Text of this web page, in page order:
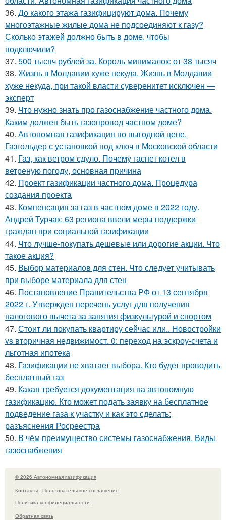
36. До какого этажа газифицируют дома. Почему
многоэтажные жилые дома не подсоединяют к газу?
Сколько этажей должно быть в доме, чтобы
подключили?
37. 500 тысяч рублей за. Король минималок: от 38 тысяч
38. Жизнь в Молдавии хуже некуда. Жизнь в Молдавии
хуже некуда, при такой власти суверенитет исключен —
эксперт
39. Что нужно знать про газоснабжение частного дома.
Каким должен быть газопровод частном доме?
40. Автономная газификация по выгодной цене.
Газгольдер с установкой под ключ в Московской области
41. Газ, как ветром сдуло. Почему гаснет котел в
ветреную погоду, основная причина
42. Проект газификации частного дома. Процедура
создания проекта
43. Компенсация за газ в частном доме в 2022 году.
Андрей Турчак: 63 региона ввели меры поддержки
граждан при социальной газификации
44. Что лучше-покупать дешевые или дорогие акции. Что
такое акция?
45. Выбор материалов для стен. Что следует учитывать
при выборе материала для стен
46. Постановление Правительства РФ от 13 сентября
2022 г. Утвержден перечень услуг для получения
налогового вычета за занятия физкультурой и спортом
47. Стоит ли покупать квартиру сейчас или.. Новостройки
vs вторичная недвижимост. 0: переход на эскроу-счета и
льготная ипотека
48. Газификации не хватает выбора. Кто будет проводить
бесплатный газ
49. Какая требуется документация на автономную
газификацию. Кто может подать заявку на бесплатное
подведение газа к участку и как это сделать:
разъяснения Росреестра
50. В чём преимущество системы газоснабжения. Виды
газоснабжения
© 2026 Автономная газификация
Контакты
Пользовательское соглашение
Политика конфидециальности
Обратная связь